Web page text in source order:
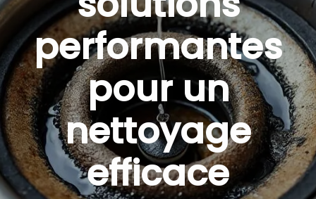
performantes
pour un
nettoyage
efficace